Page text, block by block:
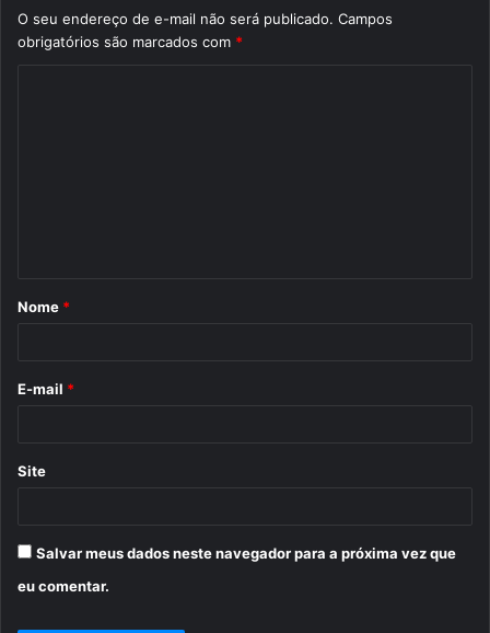
O seu endereço de e-mail não será publicado. Campos
obrigatórios são marcados com *
r
Nome *
E-mail *
Site
Salvar meus dados neste navegador para a próxima vez que
eu comentar.